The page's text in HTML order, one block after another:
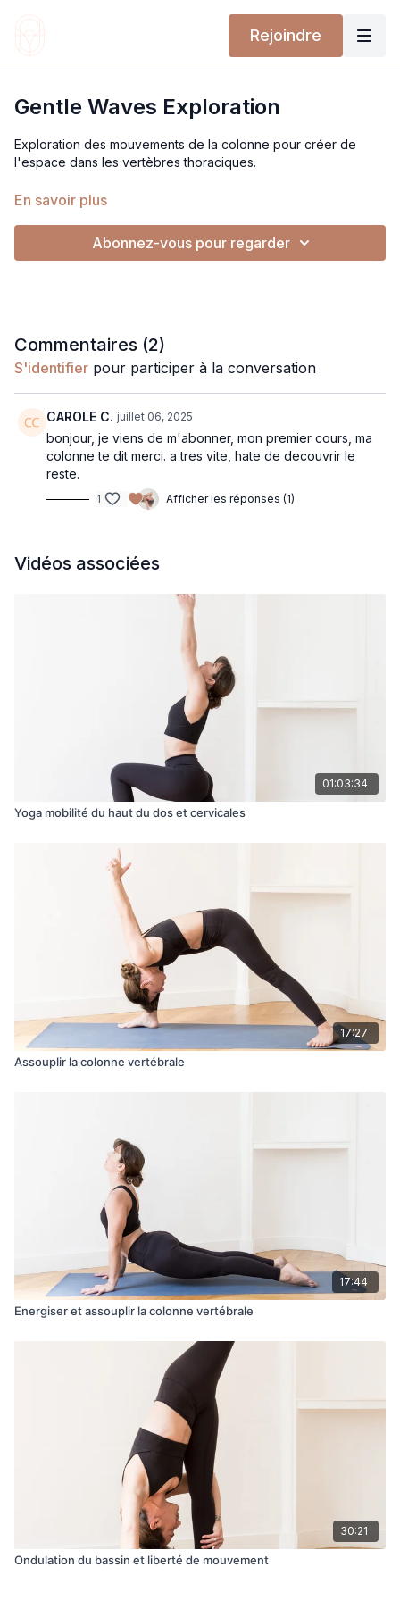
Rejoindre
Gentle Waves Exploration
Exploration des mouvements de la colonne pour créer de
l'espace dans les vertèbres thoraciques.
A faire et à refaire sans modération que ce soit pour un
En savoir plus
Abonnez-vous pour regarder
Commentaires (2)
S'identifier pour participer à la conversation
CAROLE C. juillet 06, 2025
bonjour, je viens de m'abonner, mon premier cours, ma
colonne te dit merci. a tres vite, hate de decouvrir le
reste.
1 Afficher les réponses (1)
Vidéos associées
01:03:34
Yoga mobilité du haut du dos et cervicales
17:27
Assouplir la colonne vertébrale
17:44
Energiser et assouplir la colonne vertébrale
30:21
Ondulation du bassin et liberté de mouvement